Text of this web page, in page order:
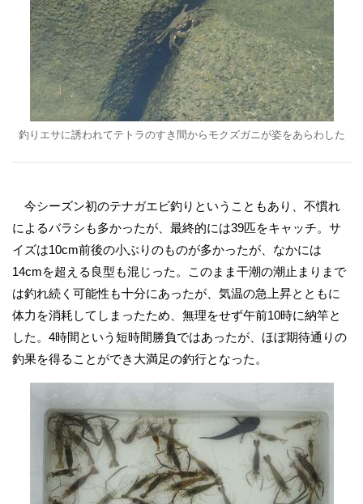
釣りエサに誘われてテトラのすき間からモクズガニが姿をあらわした
今シーズン初のテナガエビ釣りということもあり、不慣れ
によるバラシも多かったが、最終的には39匹をキャッチ。サ
イズは10cm前後の小ぶりのものが多かったが、なかには
14cmを超える良型も混じった。このまま干潮の潮止まりまで
は釣れ続く可能性も十分にあったが、気温の急上昇とともに
体力を消耗してしまったため、無理をせず午前10時に納竿と
した。4時間という短時間勝負ではあったが、ほぼ期待通りの
釣果を得ることができ大満足の釣行となった。